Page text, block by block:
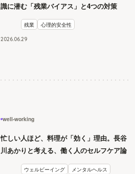
識に潜む「残業バイアス」と4つの対策
残業 心理的安全性
2026.0629
well-working
忙しい人ほど、料理が「効く」理由。長谷
川あかりと考える、働く人のセルフケア論
ウェルビーイング メンタルヘルス